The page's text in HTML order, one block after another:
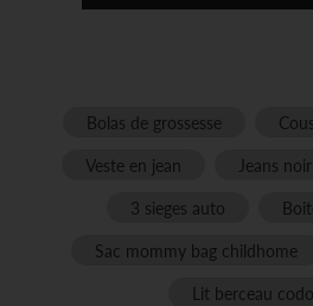
Bolas de grossesse
Veste en jean
Jeans noir
3 sieges auto
Sac mommy bag childhome
Lit berceau